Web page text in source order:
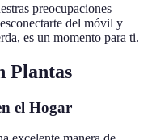
preocupaciones
del móvil y
es un momento para ti.
Plantas
el Hogar